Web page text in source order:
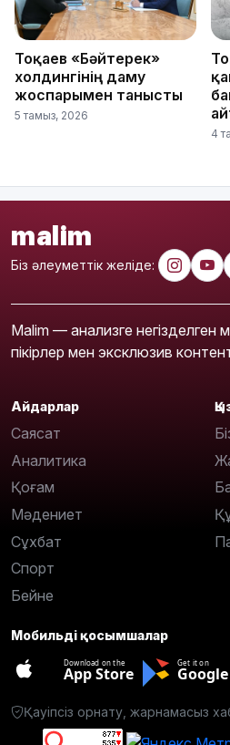
Тоқаев «Бәйтерек»
холдингінің даму
жоспарымен танысты
5 тамыз, 2026
4
malim
Біз әлеуметтік желіде:
Malim — анализге негізделген
пікірлер мен эксклюзив
Айдарлар
Саясат
Аналитика
Қоғам
Мәдениет
Сұхбат
Спорт
Бейне
Мобильді қосымшалар
Download on the
App Store
Get it on
Қауіпсіз орнату, жарнамасыз